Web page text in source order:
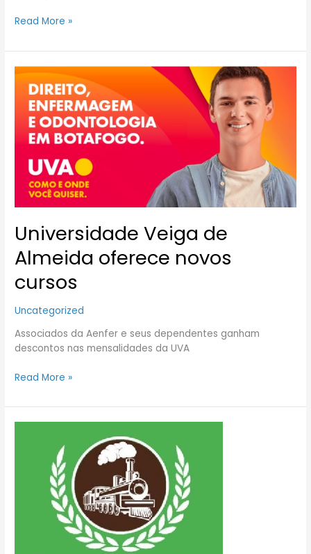
Read More »
Universidade Veiga de
Almeida oferece novos
cursos
Uncategorized
Associados da Aenfer e seus dependentes ganham
descontos nas mensalidades da UVA
Universidade
Veiga
Almeida
oferece
novos
cursos
Read More »
Convênio
Cooperação